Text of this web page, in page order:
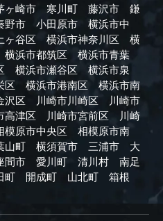
ヶ崎市 寒川町 藤沢市
鎌
野市 小田原市
横浜市中
ヶ谷区 横浜市神奈川区
横
横浜市都筑区
横浜市青葉
横浜市瀬谷区
横浜市泉
区 横浜市港南区
横浜市南
沢区 川崎市川崎区
川崎市
高津区 川崎市宮前区
川崎
模原市中央区
相模原市南
山町 横須賀市 三浦市
大
間市 愛川町 清川村
南足
町 開成町 山北町
箱根